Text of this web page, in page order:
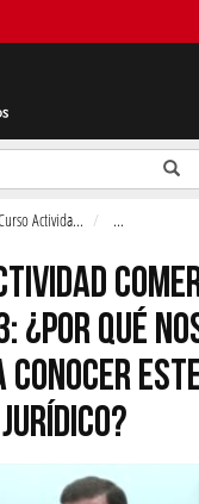
Enviar
Buscar
Activida... ...
¿POR QUÉ